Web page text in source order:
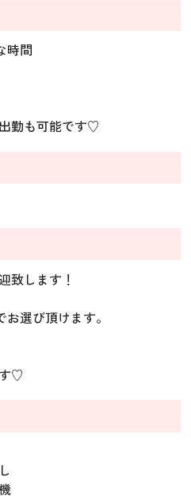
時間
勤も可能です♡
致します！
お選び頂けます。
♡